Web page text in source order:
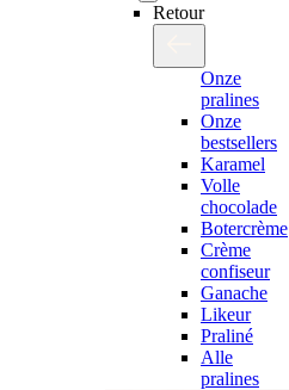
Retour
Onze
pralines
Onze
bestsellers
Karamel
Volle
chocolade
Botercrème
Crème
confiseur
Ganache
Likeur
Praliné
Alle
pralines